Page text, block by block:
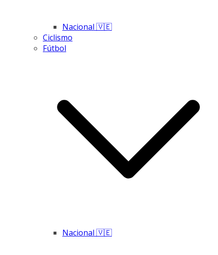
Nacional 🇻🇪
Ciclismo
Fútbol
Nacional 🇻🇪